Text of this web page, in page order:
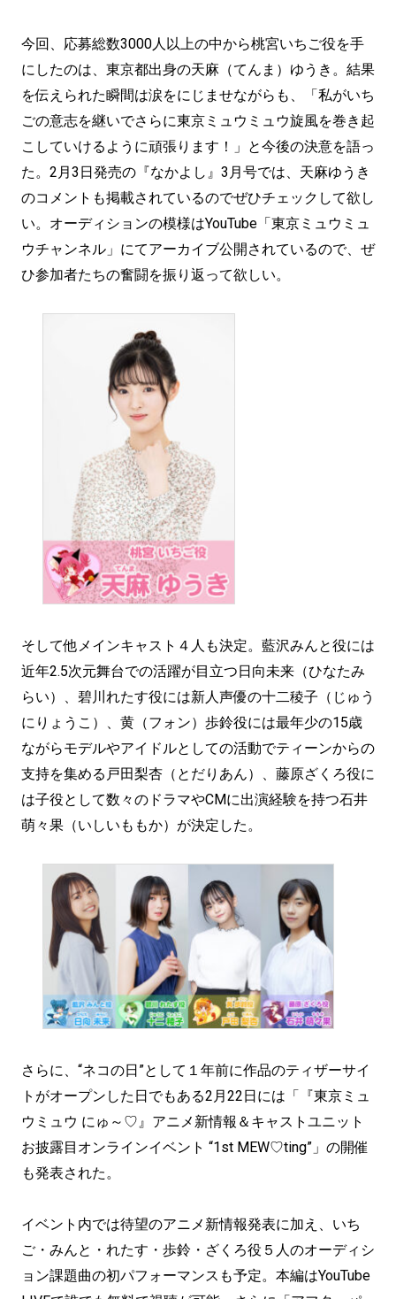
今回、応募総数3000人以上の中から桃宮いちご役を手
にしたのは、東京都出身の天麻（てんま）ゆうき。結果
を伝えられた瞬間は涙をにじませながらも、「私がいち
ごの意志を継いでさらに東京ミュウミュウ旋風を巻き起
こしていけるように頑張ります！」と今後の決意を語っ
た。2月3日発売の『なかよし』3月号では、天麻ゆうき
のコメントも掲載されているのでぜひチェックして欲し
い。オーディションの模様はYouTube「東京ミュウミュ
ウチャンネル」にてアーカイブ公開されているので、ぜ
ひ参加者たちの奮闘を振り返って欲しい。
そして他メインキャスト４人も決定。藍沢みんと役には
近年2.5次元舞台での活躍が目立つ日向未来（ひなたみ
らい）、碧川れたす役には新人声優の十二稜子（じゅう
にりょうこ）、黄（フォン）歩鈴役には最年少の15歳
ながらモデルやアイドルとしての活動でティーンからの
支持を集める戸田梨杏（とだりあん）、藤原ざくろ役に
は子役として数々のドラマやCMに出演経験を持つ石井
萌々果（いしいももか）が決定した。
さらに、“ネコの日”として１年前に作品のティザーサイ
トがオープンした日でもある2月22日には「『東京ミュ
ウミュウ にゅ～♡』アニメ新情報＆キャストユニット
お披露目オンラインイベント “1st MEW♡ting”」の開催
も発表された。
イベント内では待望のアニメ新情報発表に加え、いち
ご・みんと・れたす・歩鈴・ざくろ役５人のオーディシ
ョン課題曲の初パフォーマンスも予定。本編はYouTube